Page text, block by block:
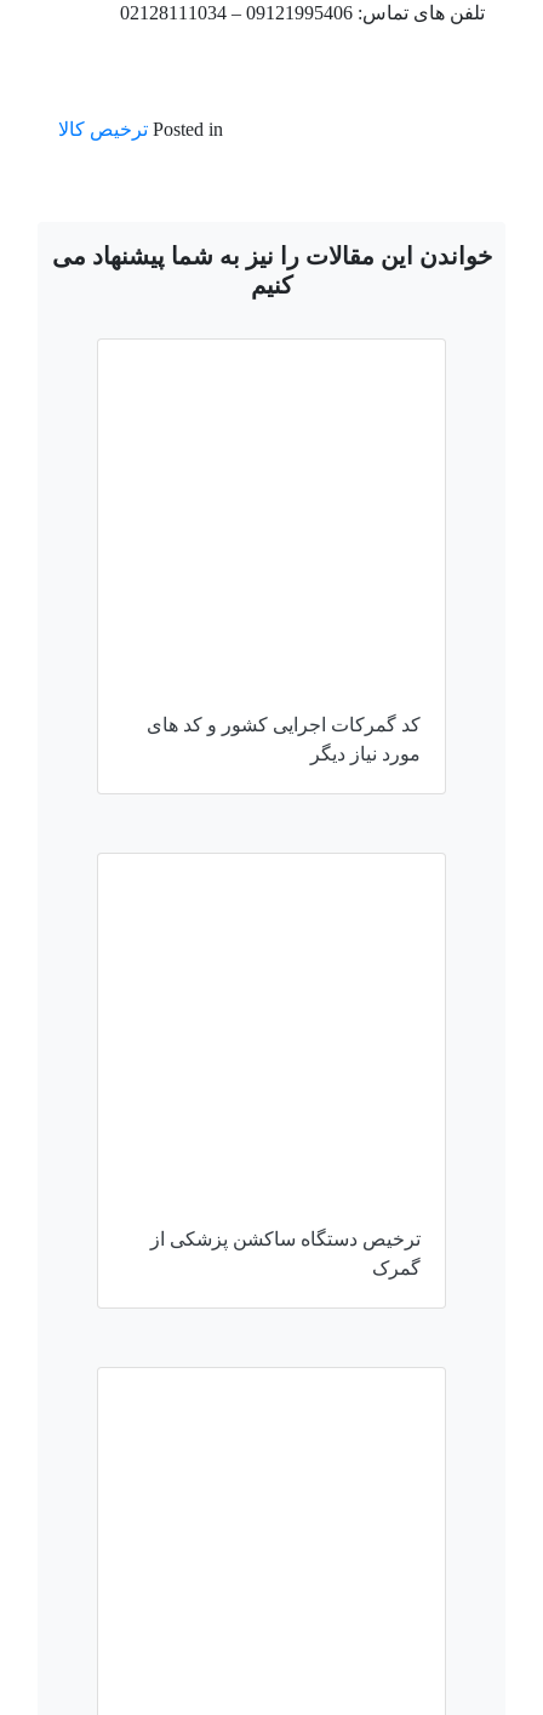
تلفن های تماس: 09121995406 – 02128111034
Posted in ترخیص کالا
خواندن این مقالات را نیز به شما پیشنهاد می
کنیم
کد گمرکات اجرایی کشور و کد های
مورد نیاز دیگر
ترخیص دستگاه ساکشن پزشکی از
گمرک